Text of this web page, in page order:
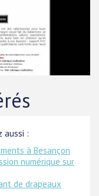
aussi :
à Besançon
numérique sur
de drapeaux